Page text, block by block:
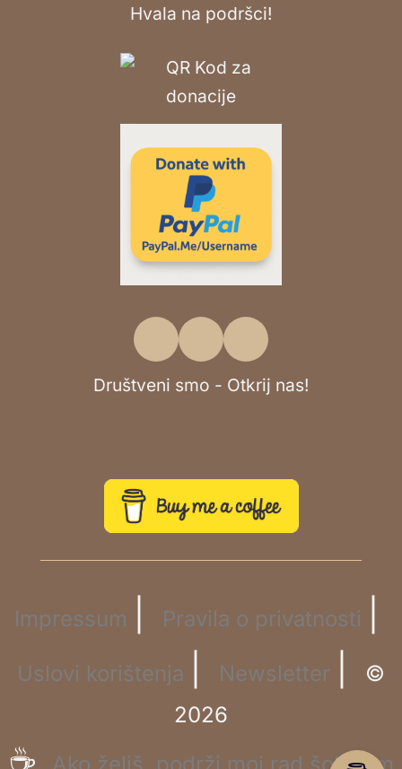
Hvala na podršci!
Društveni smo - Otkrij nas!
Impressum Pravila o privatnosti
Uslovi korištenja Newsletter
©
2026
☕